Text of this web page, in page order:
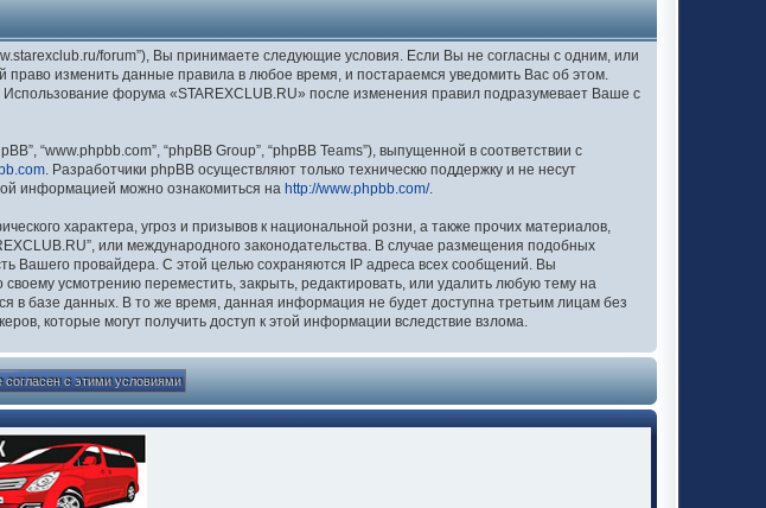
forum”), Вы принимаете следующие условия. Если Вы не согласны с одним, или
изменить данные правила в любое время, и постараемся уведомить Вас об этом.
форума «STAREXCLUB.RU» после изменения правил подразумевает Ваше с
“www.phpbb.com”, “phpBB Group”, “phpBB Teams”), выпущенной в соответствии с
. Разработчики phpBB осуществляют только техническю поддержку и не несут
информацией можно ознакомиться на http://www.phpbb.com/.
характера, угроз и призывов к национальной розни, а также прочих материалов,
или международного законодательства. В случае размещения подобных
Вашего провайдера. С этой целью сохраняются IP адреса всех сообщений. Вы
усмотрению переместить, закрыть, редактировать, или удалить любую тему на
в базе данных. В то же время, данная информация не будет доступна третьим лицам без
которые могут получить доступ к этой информации вследствие взлома.